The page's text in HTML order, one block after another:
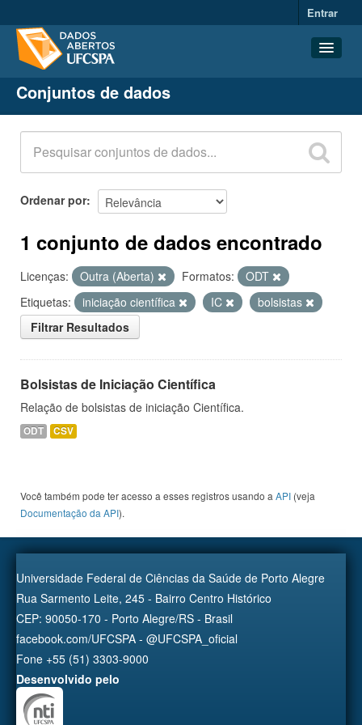
Entrar
Conjuntos de dados
Organizações
Grupos
Sobre
Conjuntos de dados
Ordenar por
1 conjunto de dados encontrado
Licenças: Outra (Aberta) Formatos:
ODT
Etiquetas:
iniciação científica IC
bolsistas
Filtrar Resultados
Bolsistas de Iniciação Científica
Relação de bolsistas de iniciação Científica.
ODT CSV
Você também pode ter acesso a esses registros usando a API (veja
Documentação da API).
Universidade Federal de Ciências da Saúde de Porto Alegre
Rua Sarmento Leite, 245 - Bairro Centro Histórico
CEP: 90050-170 - Porto Alegre/RS - Brasil
facebook.com/UFCSPA - @UFCSPA_oficial
Fone +55 (51) 3303-9000
Desenvolvido pelo